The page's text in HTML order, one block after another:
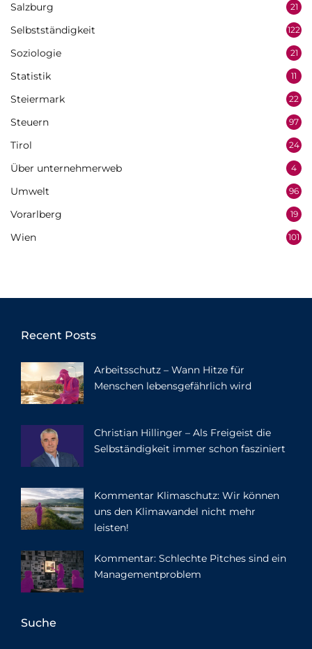
Salzburg 21
Selbstständigkeit 122
Soziologie 21
Statistik 11
Steiermark 22
Steuern 97
Tirol 24
Über unternehmerweb 4
Umwelt 96
Vorarlberg 19
Wien 101
Recent Posts
Arbeitsschutz – Wann Hitze für
Menschen lebensgefährlich wird
Christian Hillinger – Als Freigeist die
Selbständigkeit immer schon fasziniert
Kommentar Klimaschutz: Wir können
uns den Klimawandel nicht mehr
leisten!
Kommentar: Schlechte Pitches sind ein
Managementproblem
Suche